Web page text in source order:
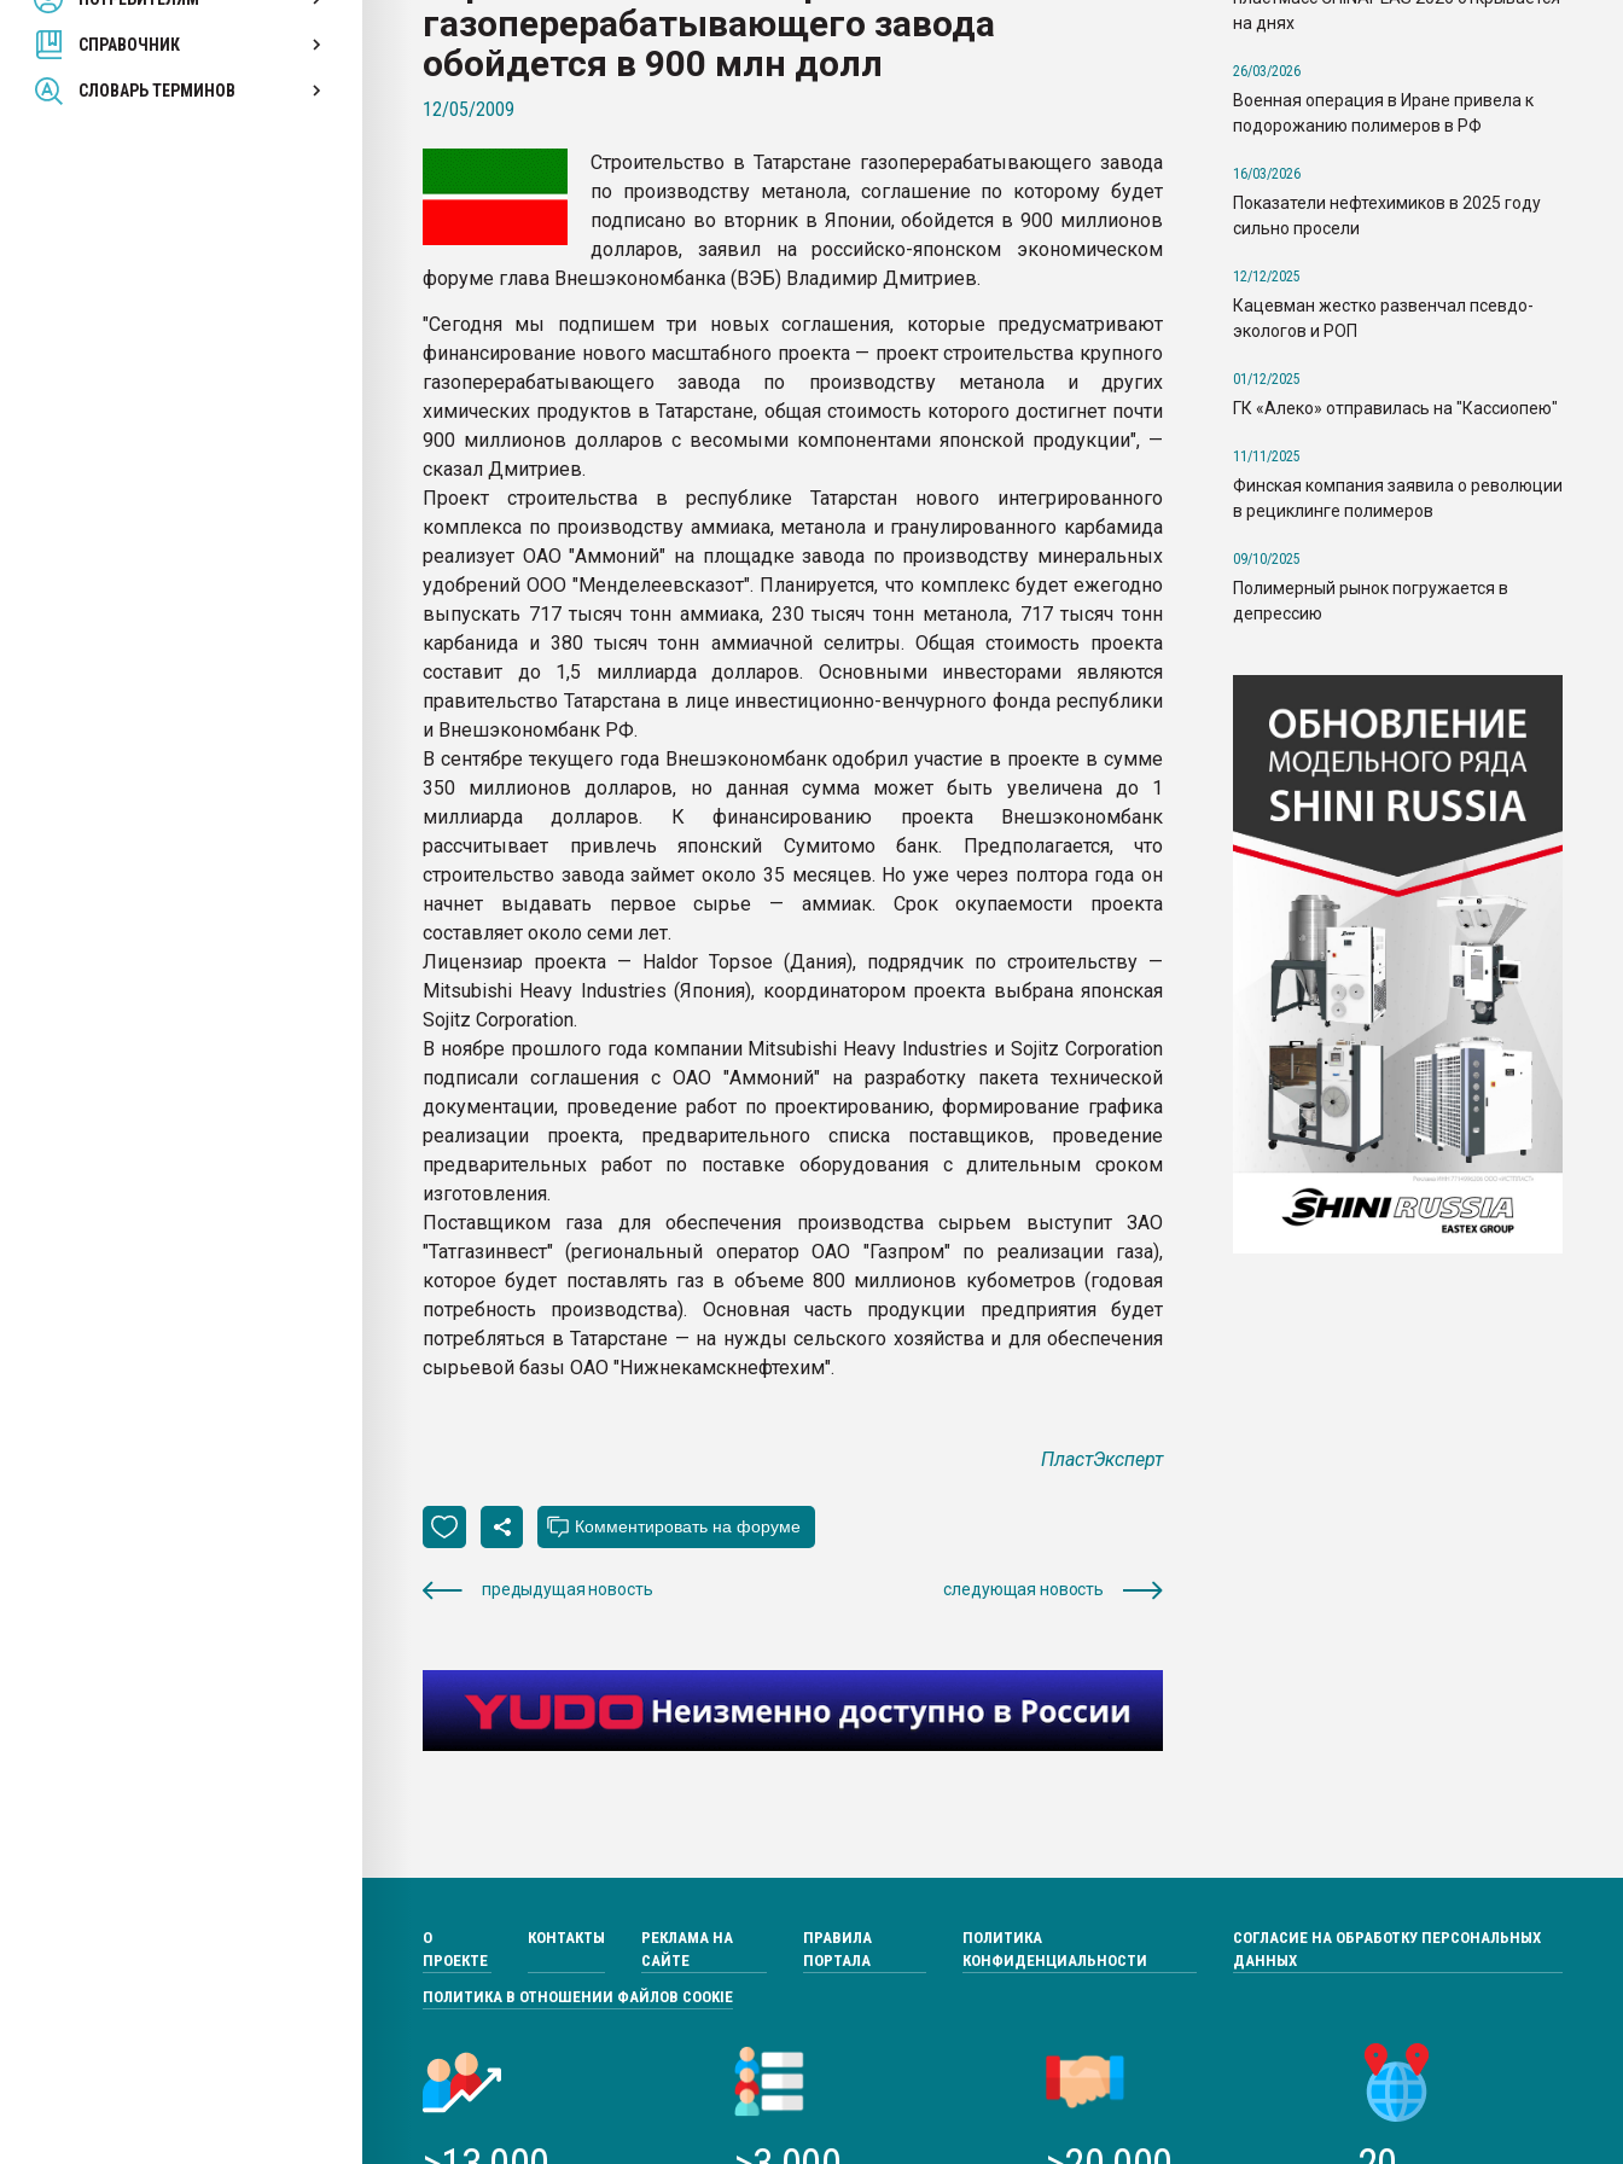
СПРАВОЧНИК
СЛОВАРЬ ТЕРМИНОВ
покупка, обмен
ПЕРЕЙТИ НА ФОРУМ
газоперерабатывающего завода
обойдется в 900 млн долл
12/05/2009
Строительство в Татарстане газоперерабатывающего завода
по производству метанола, соглашение по которому будет
подписано во вторник в Японии, обойдется в 900 миллионов
долларов, заявил на российско-японском экономическом
форуме глава Внешэкономбанка (ВЭБ) Владимир Дмитриев.
"Сегодня мы подпишем три новых соглашения, которые предусматривают
финансирование нового масштабного проекта — проект строительства крупного
газоперерабатывающего завода по производству метанола и других
химических продуктов в Татарстане, общая стоимость которого достигнет почти
900 миллионов долларов с весомыми компонентами японской продукции", —
сказал Дмитриев.
Проект строительства в республике Татарстан нового интегрированного
комплекса по производству аммиака, метанола и гранулированного карбамида
реализует ОАО "Аммоний" на площадке завода по производству минеральных
удобрений ООО "Менделеевсказот". Планируется, что комплекс будет ежегодно
выпускать 717 тысяч тонн аммиака, 230 тысяч тонн метанола, 717 тысяч тонн
карбанида и 380 тысяч тонн аммиачной селитры. Общая стоимость проекта
составит до 1,5 миллиарда долларов. Основными инвесторами являются
правительство Татарстана в лице инвестиционно-венчурного фонда республики
и Внешэкономбанк РФ.
В сентябре текущего года Внешэкономбанк одобрил участие в проекте в сумме
350 миллионов долларов, но данная сумма может быть увеличена до 1
миллиарда долларов. К финансированию проекта Внешэкономбанк
рассчитывает привлечь японский Сумитомо банк. Предполагается, что
строительство завода займет около 35 месяцев. Но уже через полтора года он
начнет выдавать первое сырье — аммиак. Срок окупаемости проекта
составляет около семи лет.
Лицензиар проекта — Haldor Topsoe (Дания), подрядчик по строительству —
Mitsubishi Heavy Industries (Япония), координатором проекта выбрана японская
Sojitz Corporation.
В ноябре прошлого года компании Mitsubishi Heavy Industries и Sojitz Corporation
подписали соглашения с ОАО "Аммоний" на разработку пакета технической
документации, проведение работ по проектированию, формирование графика
реализации проекта, предварительного списка поставщиков, проведение
предварительных работ по поставке оборудования с длительным сроком
изготовления.
Поставщиком газа для обеспечения производства сырьем выступит ЗАО
"Татгазинвест" (региональный оператор ОАО "Газпром" по реализации газа),
которое будет поставлять газ в объеме 800 миллионов кубометров (годовая
потребность производства). Основная часть продукции предприятия будет
потребляться в Татарстане — на нужды сельского хозяйства и для обеспечения
сырьевой базы ОАО "Нижнекамскнефтехим".
ПластЭксперт
предыдущая новость следующая новость
на днях
26/03/2026
Военная операция в Иране привела к
подорожанию полимеров в РФ
16/03/2026
Показатели нефтехимиков в 2025 году
сильно просели
12/12/2025
Кацевман жестко развенчал псевдо-
экологов и РОП
01/12/2025
ГК «Алеко» отправилась на "Кассиопею"
11/11/2025
Финская компания заявила о революции
в рециклинге полимеров
09/10/2025
Полимерный рынок погружается в
депрессию
О
ПРОЕКТЕ
КОНТАКТЫ
РЕКЛАМА НА
САЙТЕ
ПРАВИЛА
ПОРТАЛА
ПОЛИТИКА
КОНФИДЕНЦИАЛЬНОСТИ
СОГЛАСИЕ НА ОБРАБОТКУ ПЕРСОНАЛЬНЫХ
ДАННЫХ
ПОЛИТИКА В ОТНОШЕНИИ ФАЙЛОВ COOKIE